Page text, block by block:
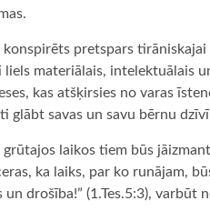
konspirēts pretspars
liels materiālais, intelektuālais
kas atšķirsies no varas
glābt savas un savu bērnu
grūtajos laikos tiem būs
ka laiks, par ko runājam,
un drošība!” (1.Tes.5:3),